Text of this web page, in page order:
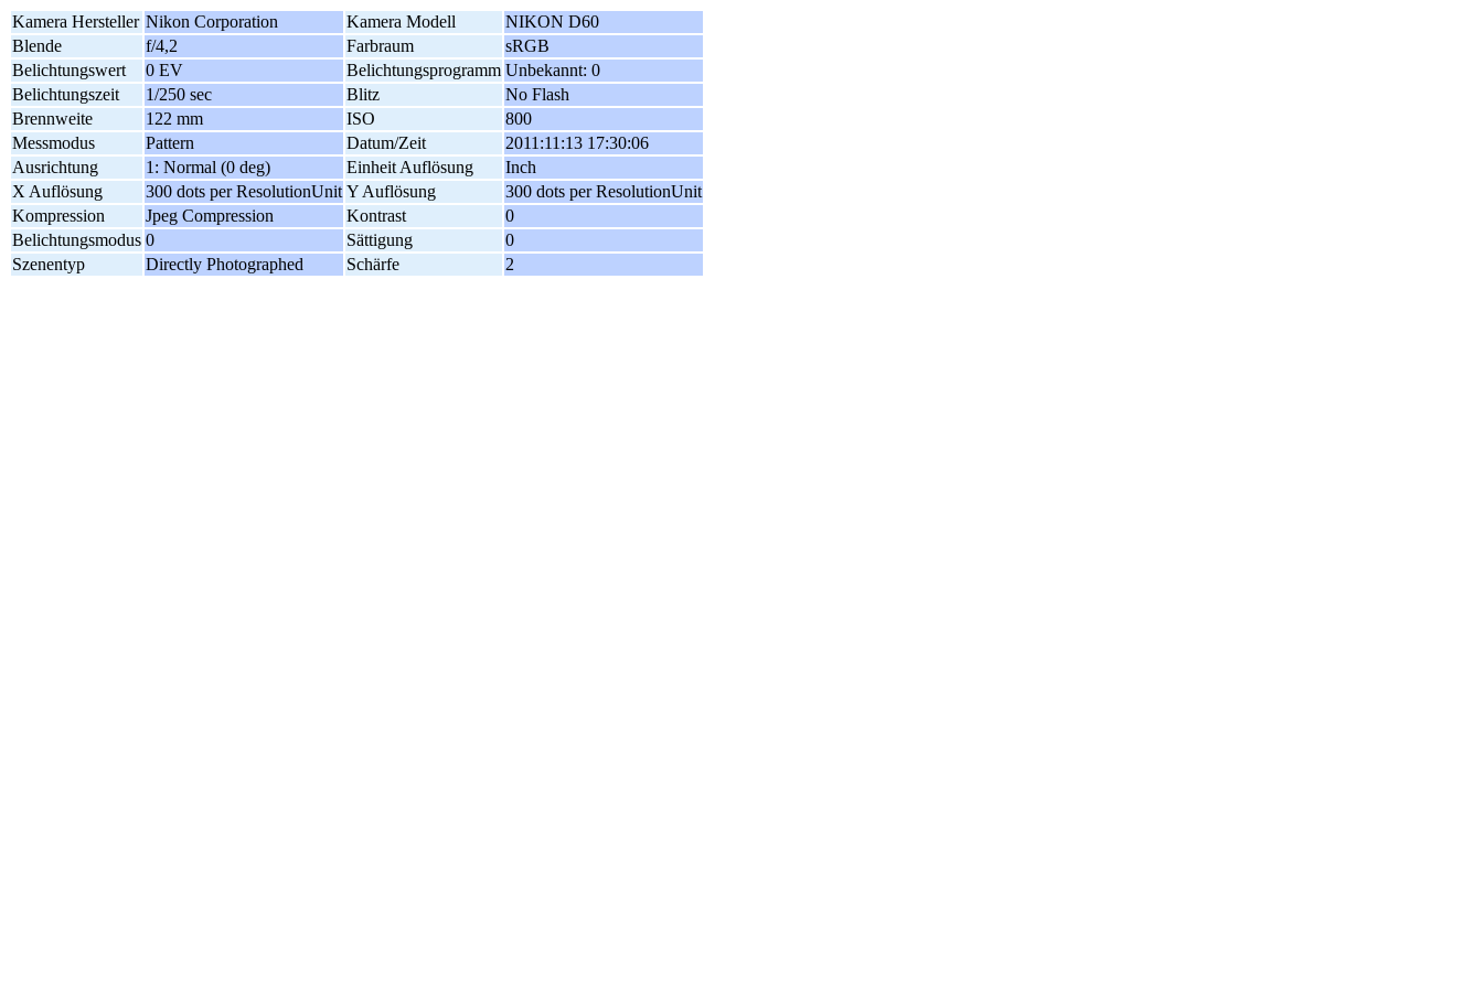
Kamera Hersteller Nikon Corporation Kamera Modell
NIKON D60
Blende
f/4,2 Farbraum
sRGB
Belichtungswert
0 EV Belichtungsprogramm Unbekannt: 0
Belichtungszeit
1/250 sec Blitz
No Flash
Brennweite
122 mm ISO
800
Messmodus
Pattern Datum/Zeit
2011:11:13 17:30:06
Ausrichtung
1: Normal (0 deg) Einheit Auflösung
Inch
X Auflösung
300 dots per ResolutionUnit Y Auflösung
300 dots per ResolutionUnit
Kompression
Jpeg Compression Kontrast
0
Belichtungsmodus 0 Sättigung
0
Szenentyp
Directly Photographed Schärfe 2